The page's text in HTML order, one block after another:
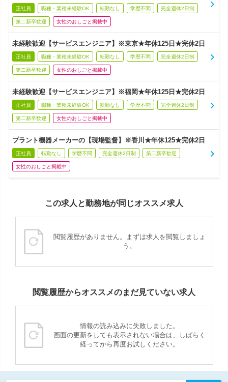
正社員 職種・業種未経験OK 転勤なし 学歴不問 完全週休2日制
第二新卒歓迎 女性のおしごと掲載中
未経験歓迎【サービスエンジニア】※東京★年休125日★完休2日
正社員 職種・業種未経験OK 転勤なし 学歴不問 完全週休2日制
第二新卒歓迎 女性のおしごと掲載中
未経験歓迎【サービスエンジニア】※福岡★年休125日★完休2日
正社員 職種・業種未経験OK 転勤なし 学歴不問 完全週休2日制
第二新卒歓迎 女性のおしごと掲載中
プラント機器メーカーの【現場監督】※香川★年休125★完休2日
正社員 転勤なし 学歴不問 完全週休2日制 第二新卒歓迎
女性のおしごと掲載中
この求人と勤務地が同じオススメ求人
閲覧履歴がありません。まずは求人を閲覧しましょ
う。
閲覧履歴からオススメのまだ見ていない求人
情報の読み込みに失敗しました。
画面の更新をしても表示されない場合は、しばらく
経ってから再度お試しください。